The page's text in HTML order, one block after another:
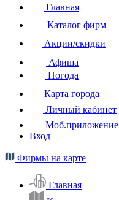
Главная
Каталог фирм
Акции/скидки
Афиша
Погода
Карта города
Личный кабинет
Моб.приложение
Вход
Фирмы на карте
Главная